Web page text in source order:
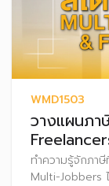
WMD1503
วางแผนภ
ทำความรู้จักภา
Multi-Jobbers